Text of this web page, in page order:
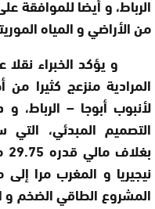
الرباط، و أيضا للموافقة
من الأراضي و المياه
و يؤكد الخبراء نقلا
المرادية منزعج كثيرا من
لأنبوب أبوجا – الرباط،
التصميم المبدئي، التي
نيجيريا و المغرب مرا
المشروع الطاقي الضخم و